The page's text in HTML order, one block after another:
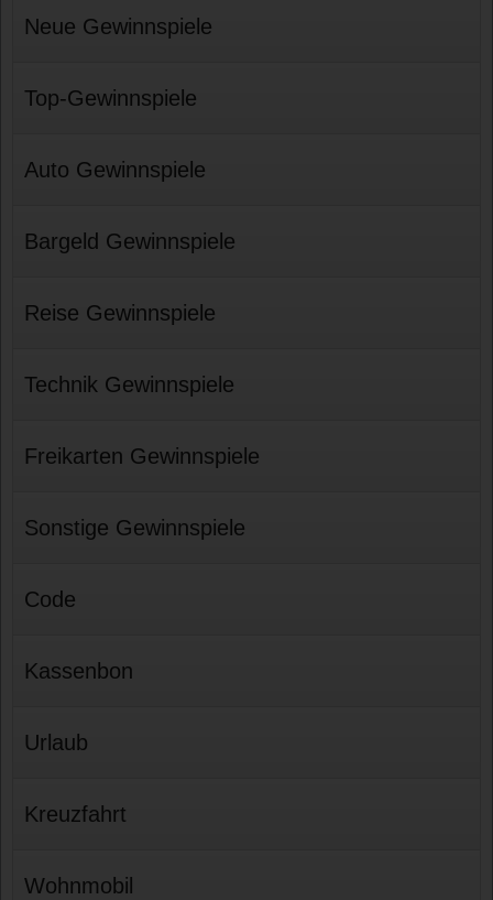
Neue Gewinnspiele
Top-Gewinnspiele
Auto Gewinnspiele
Bargeld Gewinnspiele
Reise Gewinnspiele
Technik Gewinnspiele
Freikarten Gewinnspiele
Sonstige Gewinnspiele
Code
Kassenbon
Urlaub
Kreuzfahrt
Wohnmobil